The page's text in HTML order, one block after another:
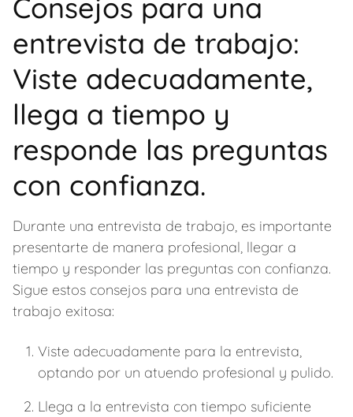
Consejos para una
entrevista de trabajo:
Viste adecuadamente,
llega a tiempo y
responde las preguntas
con confianza.
Durante una entrevista de trabajo, es importante
presentarte de manera profesional, llegar a
tiempo y responder las preguntas con confianza.
Sigue estos consejos para una entrevista de
trabajo exitosa:
Viste adecuadamente para la entrevista,
optando por un atuendo profesional y pulido.
Llega a la entrevista con tiempo suficiente